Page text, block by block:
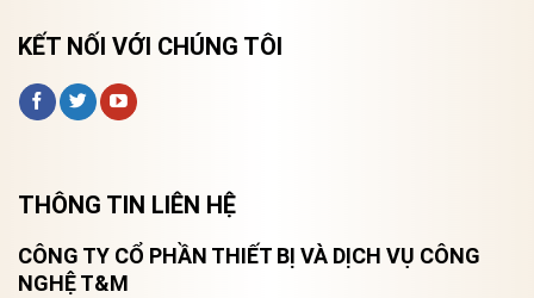
KẾT NỐI VỚI CHÚNG TÔI
THÔNG TIN LIÊN HỆ
CÔNG TY CỔ PHẦN THIẾT BỊ VÀ DỊCH VỤ CÔNG
NGHỆ T&M